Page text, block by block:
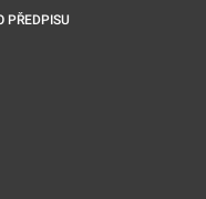
PŘEDPISU